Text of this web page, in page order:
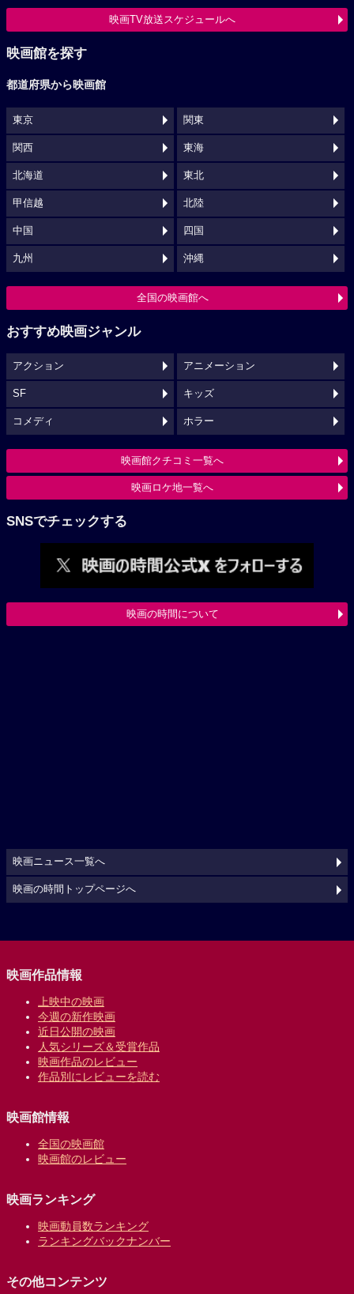
映画TV放送スケジュールへ
映画館を探す
都道府県から映画館
東京 関東
関西 東海
北海道 東北
甲信越 北陸
中国 四国
九州 沖縄
全国の映画館へ
おすすめ映画ジャンル
アクション アニメーション
SF キッズ
コメディ ホラー
映画館クチコミ一覧へ
映画ロケ地一覧へ
SNSでチェックする
映画の時間について
映画ニュース一覧へ
映画の時間トップページへ
映画作品情報
上映中の映画
今週の新作映画
近日公開の映画
人気シリーズ＆受賞作品
映画作品のレビュー
作品別にレビューを読む
映画館情報
全国の映画館
映画館のレビュー
映画ランキング
映画動員数ランキング
ランキングバックナンバー
その他コンテンツ